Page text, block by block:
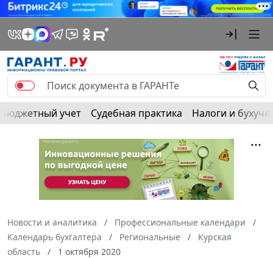
Бюджетный учет Судебная практика Налоги и
Новости и аналитика
Профессиональные календари
Календарь бухгалтера
Региональные
Курская
область
1 октября 2020